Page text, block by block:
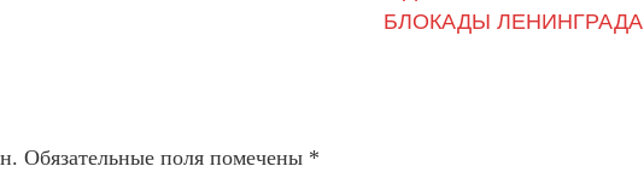
БЛОКАДЫ ЛЕНИНГРАДА
Обязательные поля помечены *